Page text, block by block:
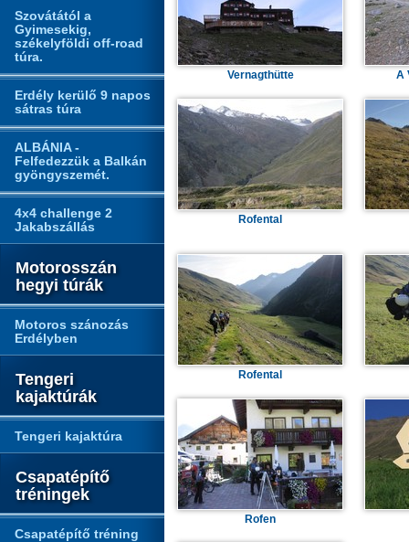
Szovátától a
Gyimesekig,
székelyföldi off-road
túra.
Erdély kerülő 9 napos
sátras túra
ALBÁNIA -
Felfedezzük a Balkán
gyöngyszemét.
4x4 challenge 2
Jakabszállás
Motorosszán
hegyi túrák
Motoros szánozás
Erdélyben
Tengeri
kajaktúrák
Tengeri kajaktúra
Csapatépítő
tréningek
Csapatépítő tréning
Vernagthütte A
Rofental
Rofental
Rofen